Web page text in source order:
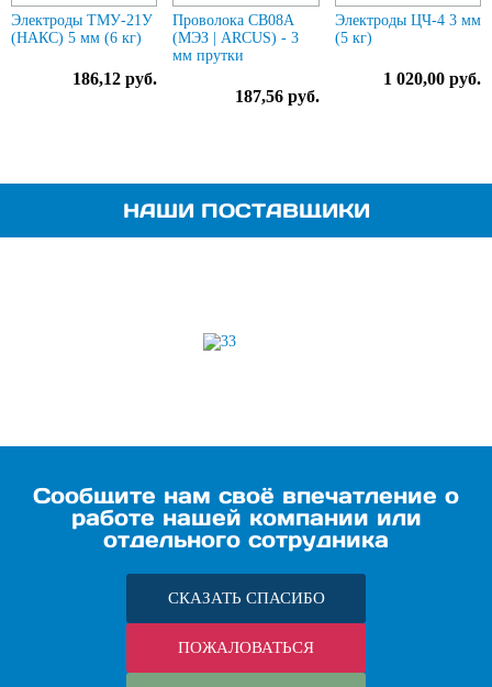
Электроды ТМУ-21У
(НАКС) 5 мм (6 кг)
186,12 руб.
Проволока СВ08А
(МЭЗ | ARCUS) - 3
мм прутки
187,56 руб.
Электроды ЦЧ-4 3 мм
(5 кг)
1 020,00 руб.
НАШИ ПОСТАВЩИКИ
Сообщите нам своё впечатление о
работе нашей компании или
отдельного сотрудника
СКАЗАТЬ СПАСИБО
ПОЖАЛОВАТЬСЯ